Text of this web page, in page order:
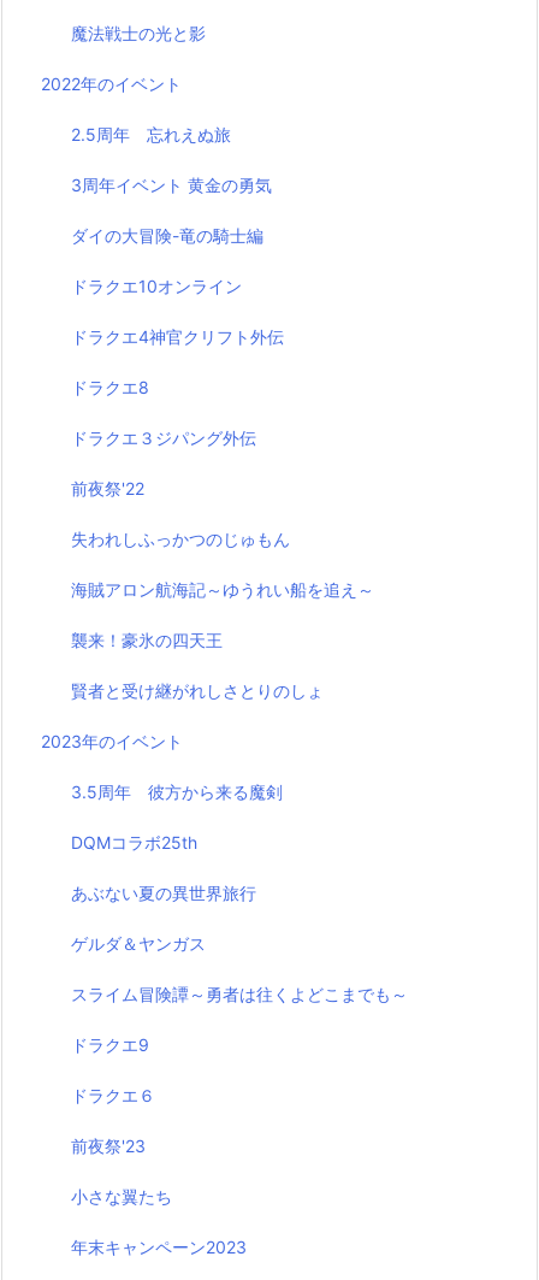
魔法戦士の光と影
2022年のイベント
2.5周年 忘れえぬ旅
3周年イベント 黄金の勇気
ダイの大冒険-竜の騎士編
ドラクエ10オンライン
ドラクエ4神官クリフト外伝
ドラクエ8
ドラクエ３ジパング外伝
前夜祭'22
失われしふっかつのじゅもん
海賊アロン航海記～ゆうれい船を追え～
襲来！豪氷の四天王
賢者と受け継がれしさとりのしょ
2023年のイベント
3.5周年 彼方から来る魔剣
DQMコラボ25th
あぶない夏の異世界旅行
ゲルダ＆ヤンガス
スライム冒険譚～勇者は往くよどこまでも～
ドラクエ9
ドラクエ６
前夜祭'23
小さな翼たち
年末キャンペーン2023